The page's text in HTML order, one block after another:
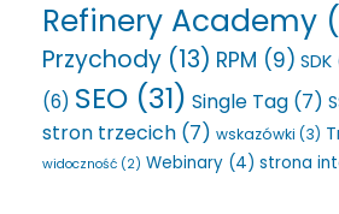
Refinery Academy
Przychody (13) RPM (9) SDK
(6) SEO (31) Single Tag (7)
stron trzecich (7) wskazówki (3)
widoczność (2) Webinary (4) strona